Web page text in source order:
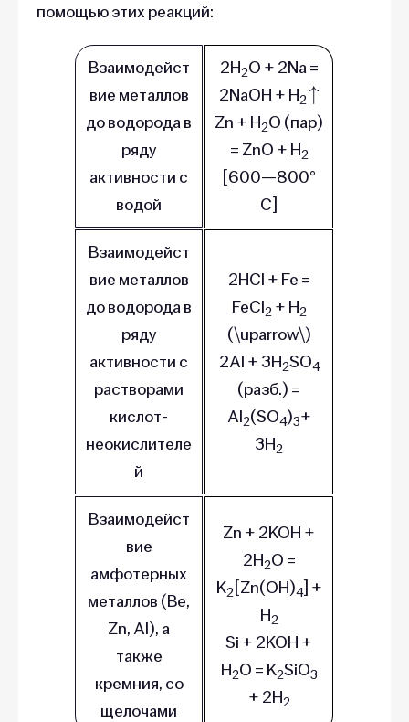
помощью этих реакций:
Взаимодейст
вие металлов
до водорода в
ряду
активности с
водой
2H2O + 2Na =
2NaOH + H2
↑
Zn + H2O (пар)
= ZnO + H2
[600—800°
C]
Взаимодейст
вие металлов
до водорода в
ряду
активности с
растворами
кислот-
неокислителе
й
2HCl + Fe =
FeCl2 + H2
(\uparrow\)
2Al + 3H2SO4
(разб.) =
Al2(SO4)3+
3H2
Взаимодейст
вие
амфотерных
металлов (Be,
Zn, Al), а
также
кремния, со
щелочами
Zn + 2KOH +
2H2O =
K2 [Zn(OH)4] +
H2
Si + 2KOH +
H2O = K2SiO3
+ 2H2